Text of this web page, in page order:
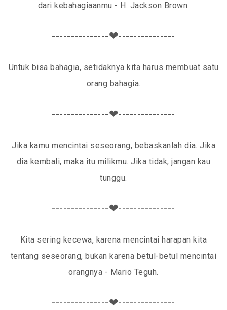
dari kebahagiaanmu - H. Jackson Brown.
---------------❤---------------
Untuk bisa bahagia, setidaknya kita harus membuat satu
orang bahagia.
---------------❤---------------
Jika kamu mencintai seseorang, bebaskanlah dia. Jika
dia kembali, maka itu milikmu. Jika tidak, jangan kau
tunggu.
---------------❤---------------
Kita sering kecewa, karena mencintai harapan kita
tentang seseorang, bukan karena betul-betul mencintai
orangnya - Mario Teguh.
---------------❤---------------